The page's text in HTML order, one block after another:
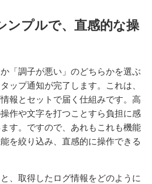
ンプルで、直感的な操
「調子が悪い」のどちらかを選ぶ
ップ通知が完了します。これは、
報とセットで届く仕組みです。高
作や文字を打つことすら負担に感
す。ですので、あれもこれも機能
を絞り込み、直感的に操作できる
、取得したログ情報をどのように